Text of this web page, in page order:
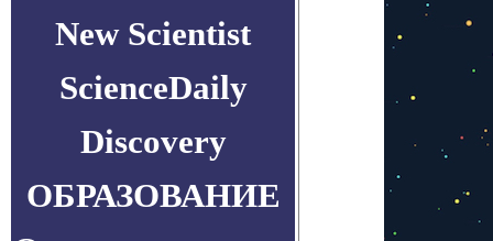
New Scientist
ScienceDaily
Discovery
ОБРАЗОВАНИЕ